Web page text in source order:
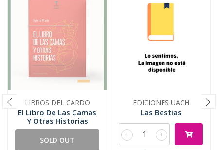
LIBROS DEL CARDO
El Libro De Las Camas
Y Otras Historias
SOLD OUT
EDICIONES UACH
Las Bestias
+
-